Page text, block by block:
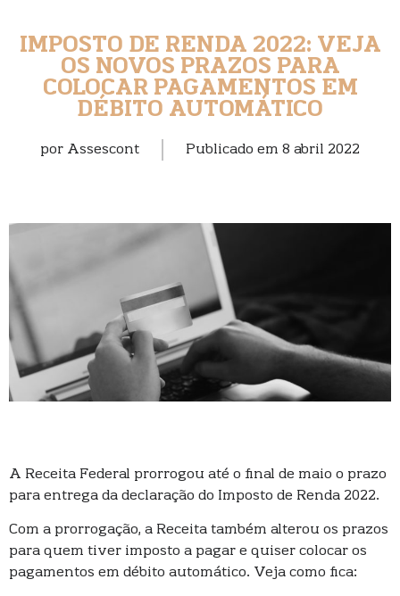
IMPOSTO DE RENDA 2022: VEJA
OS NOVOS PRAZOS PARA
COLOCAR PAGAMENTOS EM
DÉBITO AUTOMÁTICO
por Assescont Publicado em 8 abril 2022
A Receita Federal prorrogou até o final de maio o prazo
para entrega da declaração do Imposto de Renda 2022.
Com a prorrogação, a Receita também alterou os prazos
para quem tiver imposto a pagar e quiser colocar os
pagamentos em débito automático. Veja como fica: